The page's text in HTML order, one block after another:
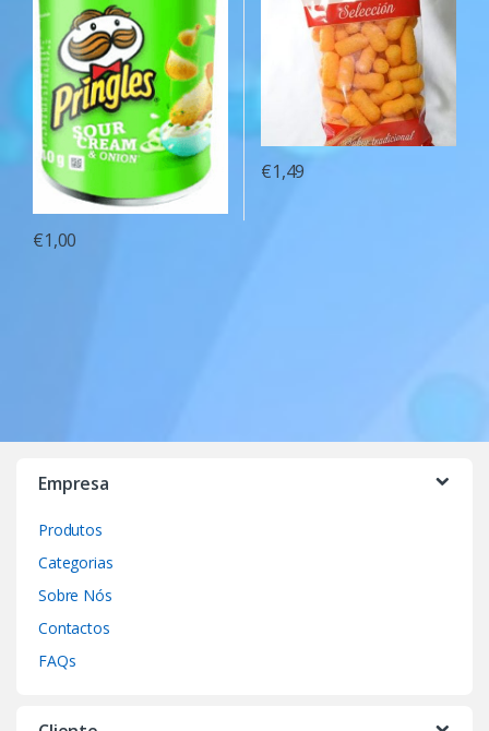
€1,00
€1,49
Empresa
Produtos
Categorias
Sobre Nós
Contactos
FAQs